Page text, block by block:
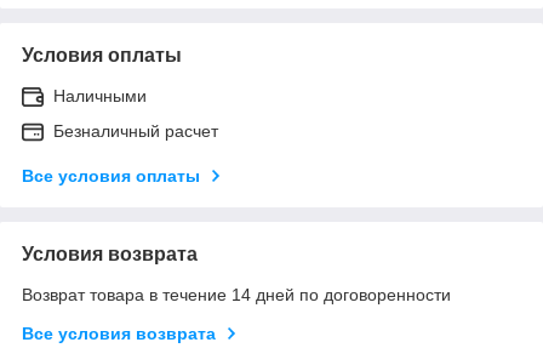
Условия оплаты
Наличными
Безналичный расчет
Все условия оплаты
Условия возврата
Возврат товара в течение 14 дней по договоренности
Все условия возврата